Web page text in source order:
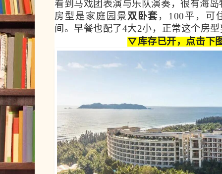
看到马戏团表演与乐队演奏，很有海岛
房型是家庭园景双卧套，100平，可
间。 早餐也配了4大2小，正常这个房
▽库存已开，点击下